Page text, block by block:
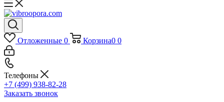
Отложенные 0 Корзина0 0
Телефоны
+7 (499) 938-82-28
Заказать звонок